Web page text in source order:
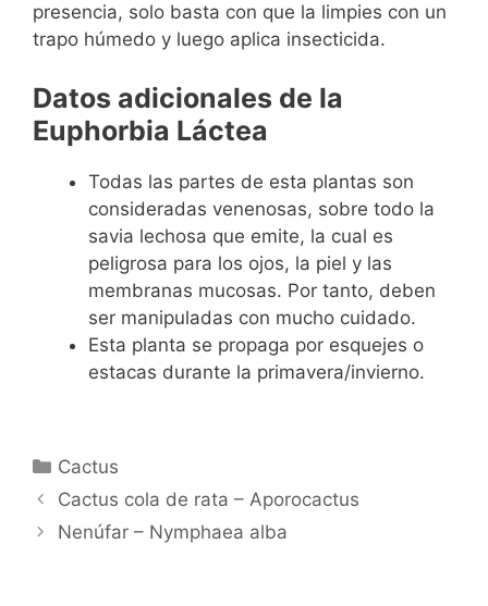
presencia, solo basta con que la limpies con un
trapo húmedo y luego aplica insecticida.
Datos adicionales de la
Euphorbia Láctea
Todas las partes de esta plantas son
consideradas venenosas, sobre todo la
savia lechosa que emite, la cual es
peligrosa para los ojos, la piel y las
membranas mucosas. Por tanto, deben
ser manipuladas con mucho cuidado.
Esta planta se propaga por esquejes o
estacas durante la primavera/invierno.
Categorías
Cactus
Cactus cola de rata – Aporocactus
Nenúfar – Nymphaea alba